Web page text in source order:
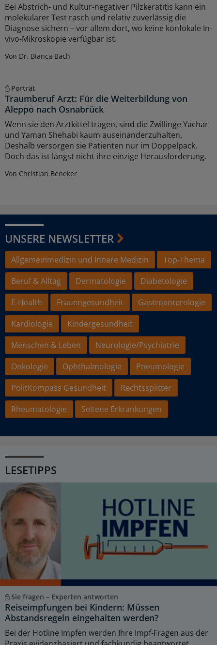
Bei Abstrich- und Kultur-negativer Pilzkeratitis kann ein
molekularer Test rasch und relativ zuverlässig die
Diagnose sichern – vor allem dort, wo keine konfokale In-
vivo-Mikroskopie verfügbar ist.
Von Dr. Bianca Bach
Porträt
Traumberuf Arzt: Für die Weiterbildung von
Aleppo nach Osnabrück
Wenn sie den Arztkittel tragen, sind die Zwillinge Yachar
und Yaman Shehabi kaum auseinanderzuhalten.
Deshalb versorgen sie Patienten nur im Doppelpack.
Doch das ist längst nicht ihre einzige Herausforderung.
Von Christian Beneker
UNSERE NEWSLETTER
Allgemeinmedizin und Innere Medizin
Top-Thema
Beruf & Alltag
Dermatologie
Diabetologie
E-Health
Frauengesundheit
Gastroenterologie
Kardiologie
Kindergesundheit
Menschen & Leben
Neurologie/Psychiatrie
Onkologie
Ophthalmologie
Pneumologie
PolitKompass Gesundheit
Rechtssplitter
Rheumatologie
Seltene Erkrankungen
LESETIPPS
Sie fragen – Experten antworten
Reiseimpfungen bei Kindern: Müssen
Abstandsregeln eingehalten werden?
Bei der Hotline Impfen werden Ihre Impf-Fragen aus der